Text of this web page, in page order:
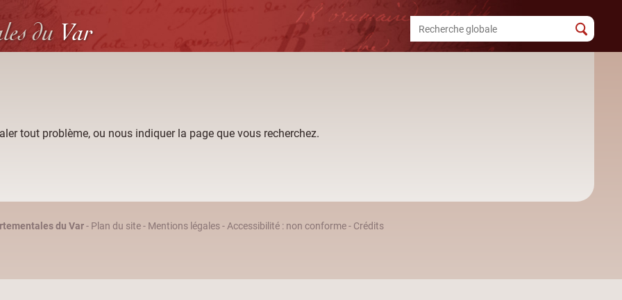
du Var
tout problème, ou nous indiquer la page que vous recherchez.
du Var- Plan du site- Mentions légales-Accessibilité : non conforme- Crédits